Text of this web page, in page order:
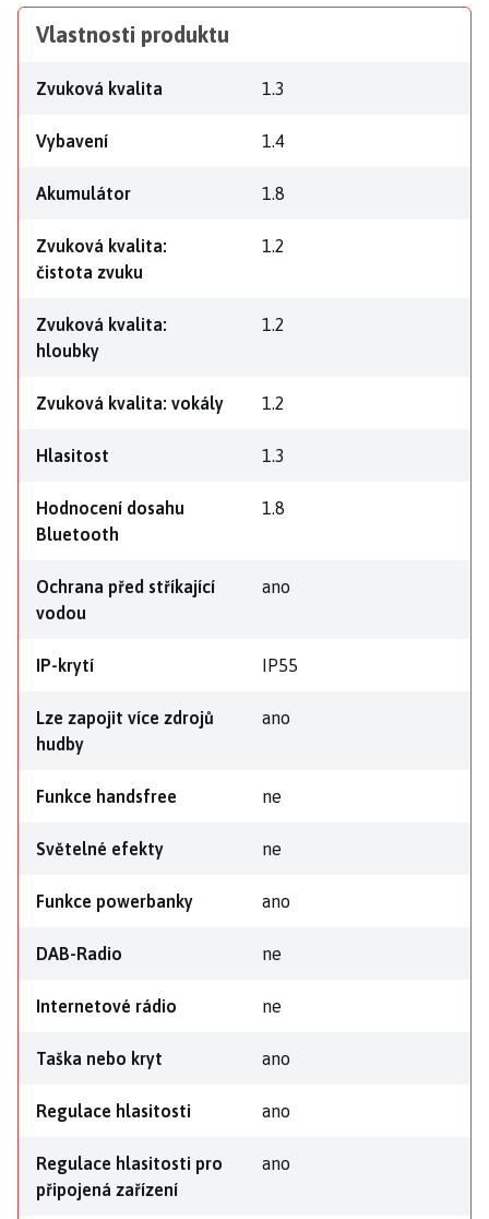
Vlastnosti produktu
Zvuková kvalita 1.3
Vybavení 1.4
Akumulátor 1.8
Zvuková kvalita:
čistota zvuku
1.2
Zvuková kvalita:
hloubky
1.2
Zvuková kvalita: vokály 1.2
Hlasitost 1.3
Hodnocení dosahu
Bluetooth
1.8
Ochrana před stříkající
vodou
ano
IP-krytí IP55
Lze zapojit více zdrojů
hudby
ano
Funkce handsfree ne
Světelné efekty ne
Funkce powerbanky ano
DAB-Radio ne
Internetové rádio ne
Taška nebo kryt ano
Regulace hlasitosti ano
Regulace hlasitosti pro
připojená zařízení
ano